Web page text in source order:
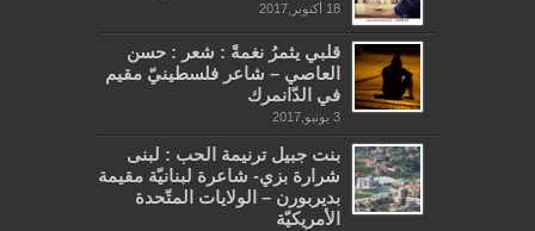
18 أكتوبر,2017
قلبي يثمرُ نغمةً : شعر : حسن
العاصي – شاعر فلسطينيّ مقيم
في الدّانمرك
3 يونيو,2017
بنت جبيل ترنيمة الحب : لبنى
شرارة بزي- شاعرة لبنانيّة مقيمة
بديربورن – الولايات المتّحدة
الأمريكيّة